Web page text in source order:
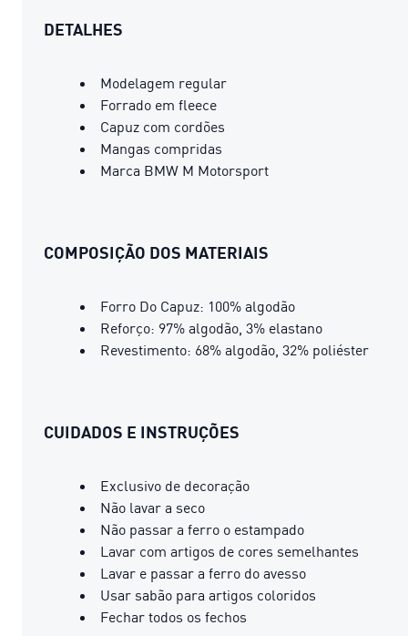
DETALHES
Modelagem regular
Forrado em fleece
Capuz com cordões
Mangas compridas
Marca BMW M Motorsport
COMPOSIÇÃO DOS MATERIAIS
Forro Do Capuz: 100% algodão
Reforço: 97% algodão, 3% elastano
Revestimento: 68% algodão, 32% poliéster
CUIDADOS E INSTRUÇÕES
Exclusivo de decoração
Não lavar a seco
Não passar a ferro o estampado
Lavar com artigos de cores semelhantes
Lavar e passar a ferro do avesso
Usar sabão para artigos coloridos
Fechar todos os fechos